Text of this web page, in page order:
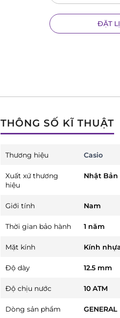
ĐẶT
THÔNG SỐ KĨ THUẬT
Thương hiệu Casio
Xuất xứ thương
hiệu
Nhật Bản
Giới tính Nam
Thời gian bảo hành 1 năm
Mặt kính Kính
Độ dày 12.5 mm
Độ chịu nước 10 ATM
Dòng sản phẩm GENERAL